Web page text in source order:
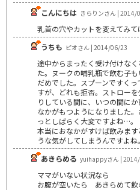
こんにちは きらりンさん | 2014/
乳首の穴やカットを変えてみて
うちも ピオさん | 2014/06/23
途中からまったく受け付けな
た。ヌークの哺乳瓶で飲む子
だめでした。スプーンですく
すが、どれも拒否。ストロー
りしている間に、いつの間に
なかがもつようになりました
っとしばらく大変ですよね…。
本当におなかがすけば飲みま
うな気がしてしまうんですよね。
あきらめる yuihappyさん |
ママがいない状況なら
お腹が空いたら あきらめて飲